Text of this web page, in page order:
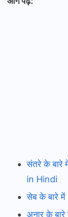
संतरे के बारे
in Hindi
सेब के बारे में
अनार के बारे